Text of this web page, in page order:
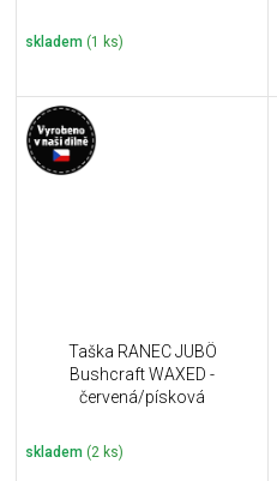
skladem (1 ks)
Taška RANEC JUBÖ
Bushcraft WAXED -
červená/písková
skladem (2 ks)